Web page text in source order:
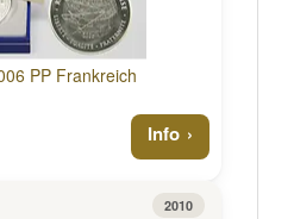
PP Frankreich
Info
2010